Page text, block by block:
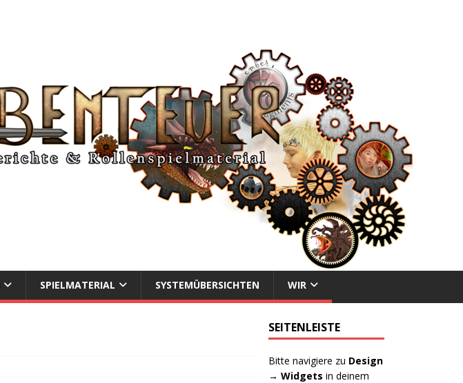
SPIELMATERIAL SYSTEMÜBERSICHTEN WIR
SEITENLEISTE
Bitte navigiere zu Design
→ Widgets in deinem